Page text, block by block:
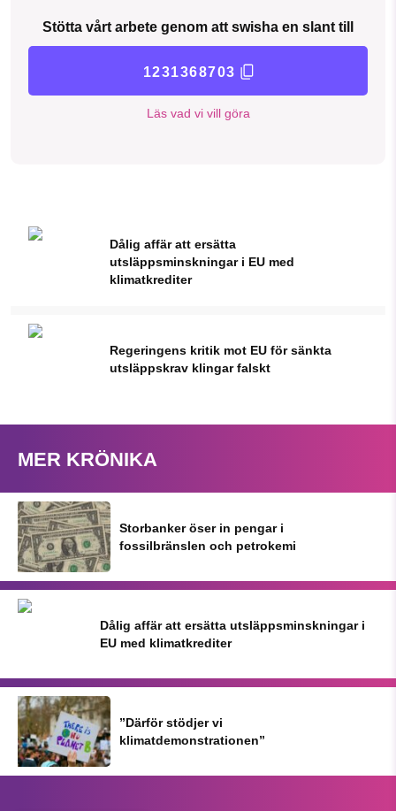
Stötta vårt arbete genom att swisha en slant till
1231368703
Läs vad vi vill göra
Dålig affär att ersätta
utsläppsminskningar i EU med
klimatkrediter
Regeringens kritik mot EU för sänkta
utsläppskrav klingar falskt
MER KRÖNIKA
Storbanker öser in pengar i
fossilbränslen och petrokemi
Dålig affär att ersätta utsläppsminskningar i
EU med klimatkrediter
”Därför stödjer vi
klimatdemonstrationen”